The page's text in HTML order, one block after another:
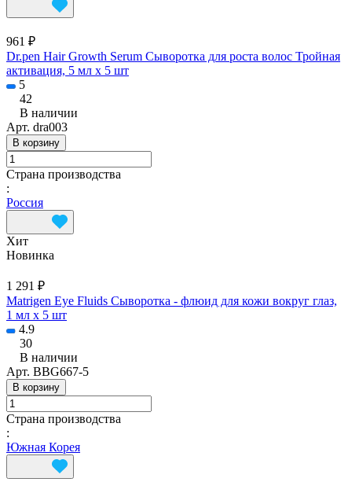
961 ₽
Dr.pen Hair Growth Serum Сыворотка для роста волос Тройная
активация, 5 мл х 5 шт
5
42
В наличии
Арт. dra003
В корзину
Страна производства
:
Россия
Хит
Новинка
1 291 ₽
Matrigen Eye Fluids Сыворотка - флюид для кожи вокруг глаз,
1 мл х 5 шт
4.9
30
В наличии
Арт. BBG667-5
В корзину
Страна производства
:
Южная Корея